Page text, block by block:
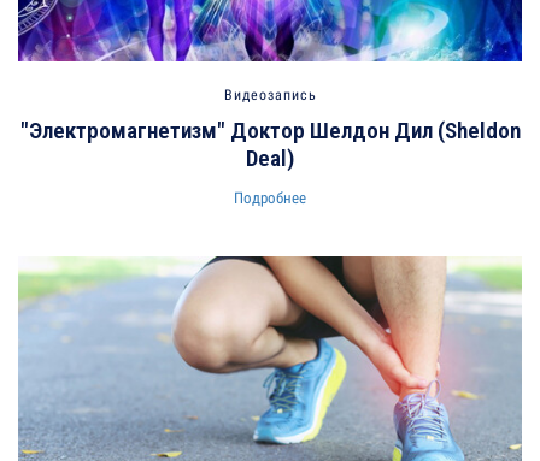
Видеозапись
"Электромагнетизм" Доктор Шелдон Дил (Sheldon
Deal)
Подробнее